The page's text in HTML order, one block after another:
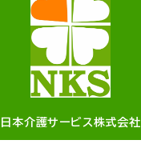
日本介護サービス株式会社